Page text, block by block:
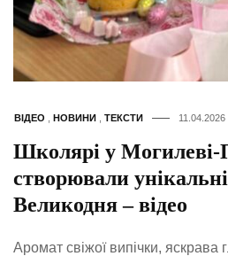
ВІДЕО НОВИНИ ТЕКСТИ 11.04.2026
Школярі у Могилеві-
створювали
Великодня – відео
Аромат свіжої випічки, яскрава